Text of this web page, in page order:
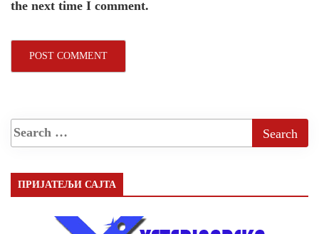
the next time I comment.
ПРИЈАТЕЉИ САЈТА